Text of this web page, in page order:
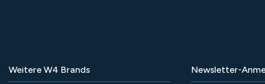
Weitere W4 Brands Newsletter-